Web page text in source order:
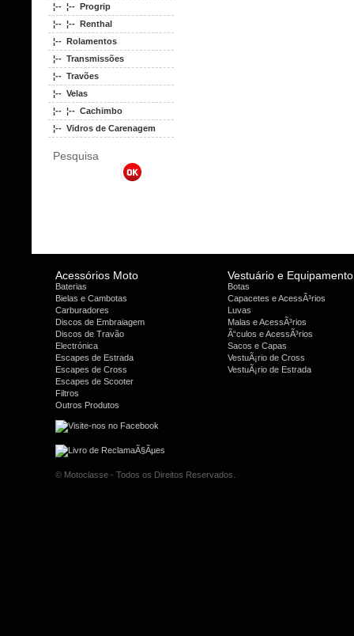
¦-- ¦-- Progrip
¦-- ¦-- Renthal
¦-- Rolamentos
¦-- Transmissões
¦-- Travões
¦-- Velas
¦-- ¦-- Cachimbo
¦-- Vidros de Carenagem
Pesquisa
Acessórios Moto
Baterias
Bielas e Cambotas
Carburadores
Discos de Embraiagem
Discos de Travão
Electrónica
Escapes de Estrada
Escapes de Cross
Escapes de Scooter
Filtros
Outros Produtos
Vestuário e Equipamento
Botas
Capacetes e AcessÃ³rios
Luvas
Malas e AcessÃ³rios
Ã“culos e AcessÃ³rios
Sacos e Capas
VestuÃ¡rio de Cross
VestuÃ¡rio de Estrada
© Motoclasse - Todos os Direitos Reservados.